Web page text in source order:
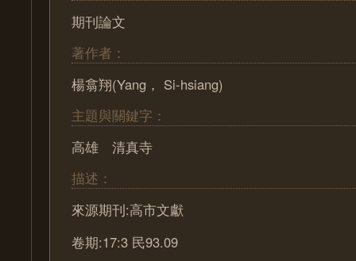
期刊論文
著作者：
楊翕翔(Yang， Si-hsiang)
主題與關鍵字：
高雄 清真寺
描述：
來源期刊:高市文獻
卷期:17:3 民93.09